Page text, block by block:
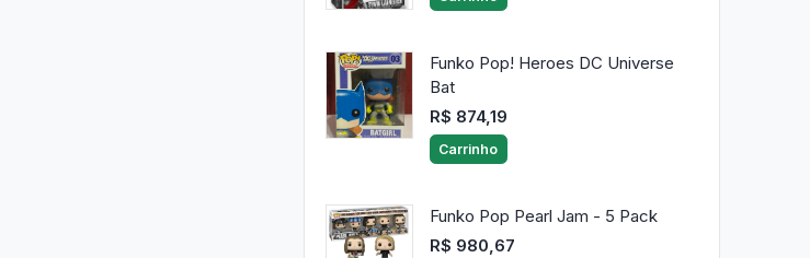
Funko Pop! Heroes DC Universe
Bat
R$ 874,19
Carrinho
Funko Pop Pearl Jam - 5 Pack
R$ 980,67